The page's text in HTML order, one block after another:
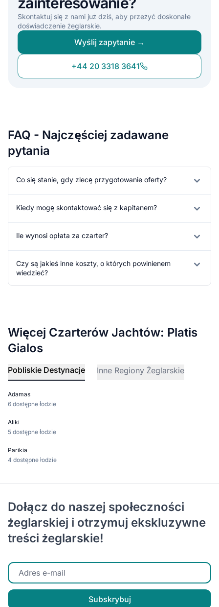
Skontaktuj się z nami już dziś, aby przeżyć doskonałe
doświadczenie żeglarskie.
Wyślij zapytanie →
+44 20 3318 3641
FAQ - Najczęściej zadawane
pytania
Co się stanie, gdy zlecę przygotowanie oferty?
Kiedy mogę skontaktować się z kapitanem?
Ile wynosi opłata za czarter?
Czy są jakieś inne koszty, o których powinienem
wiedzieć?
Więcej Czarterów Jachtów: Platis
Gialos
Pobliskie Destynacje Inne Regiony Żeglarskie
Adamas
6 dostępne łodzie
Aliki
5 dostępne łodzie
Parikia
4 dostępne łodzie
Dołącz do naszej społeczności
żeglarskiej i otrzymuj ekskluzywne
treści żeglarskie!
Wprowadź swój adres e-mail
Subskrybuj